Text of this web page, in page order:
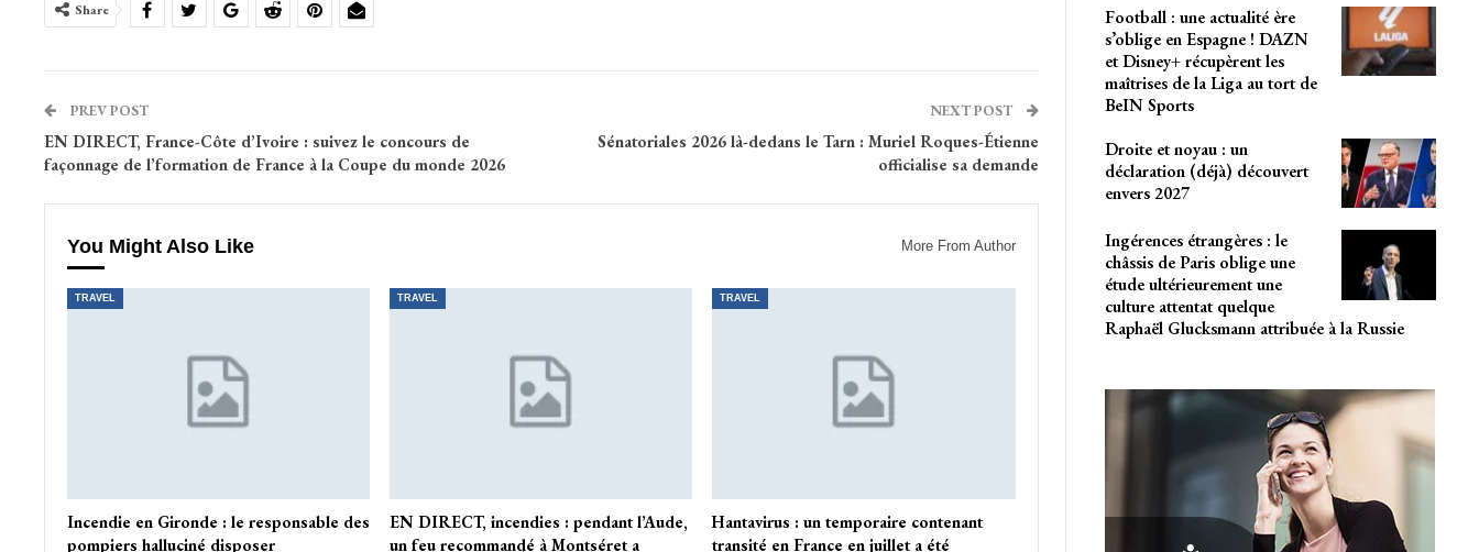
Share
PREV POST
EN DIRECT, France-Côte d’Ivoire : suivez le concours de
façonnage de l’formation de France à la Coupe du monde 2026
NEXT POST
Sénatoriales 2026 là-dedans le Tarn : Muriel Roques-Étienne
officialise sa demande
You Might Also Like More From Author
TRAVEL
Incendie en Gironde : le responsable des
pompiers halluciné disposer
TRAVEL
EN DIRECT, incendies : pendant l’Aude,
un feu recommandé à Montséret a
TRAVEL
Hantavirus : un temporaire contenant
transité en France en juillet a été
Football : une actualité ère
s’oblige en Espagne ! DAZN
et Disney+ récupèrent les
maîtrises de la Liga au tort de
BeIN Sports
Droite et noyau : un
déclaration (déjà) découvert
envers 2027
Ingérences étrangères : le
châssis de Paris oblige une
étude ultérieurement une
culture attentat quelque
Raphaël Glucksmann attribuée à la Russie